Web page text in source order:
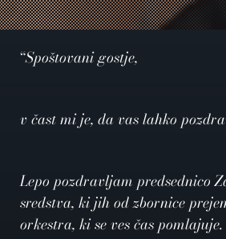
“Spoštovani gostje,
v čast mi je, da vas lahko
Lepo pozdravljam predsednico
sredstva, ki jih od zbornice
orkestra, ki se ves čas pomlajuje.